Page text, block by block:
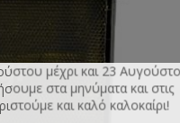
μέχρι και 23
στα μηνύματα και στις
και καλό καλοκαίρι!